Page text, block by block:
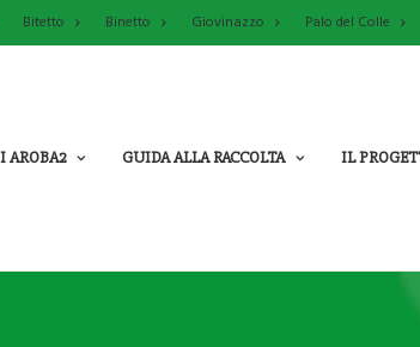
Bitetto Binetto Giovinazzo Palo del Colle
AROBA2 GUIDA ALLA RACCOLTA IL